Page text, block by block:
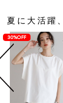
夏に大活躍
30%OFF